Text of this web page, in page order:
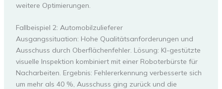
weitere Optimierungen.
Fallbeispiel 2: Automobilzulieferer
Ausgangssituation: Hohe Qualitätsanforderungen und
Ausschuss durch Oberflächenfehler. Lösung: KI-gestützte
visuelle Inspektion kombiniert mit einer Roboterbürste für
Nacharbeiten. Ergebnis: Fehlererkennung verbesserte sich
um mehr als 40 %, Ausschuss ging zurück und die